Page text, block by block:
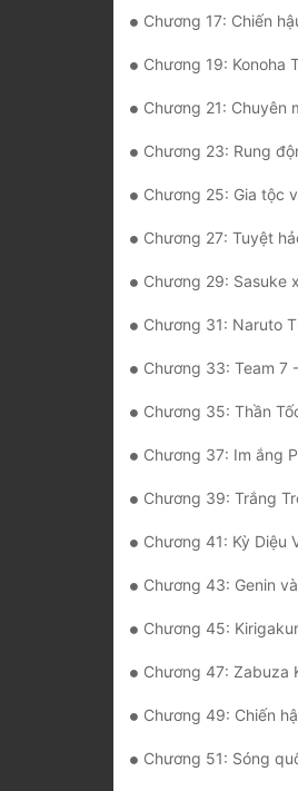
Chương 17: Chiến
Chương 19: Konoha
Chương 21: Chuyên
Chương 23: Rung
Chương 25: Gia tộc
Chương 27: Tuyệt
Chương 29: Sasuke
Chương 31: Naruto
Chương 33: Team 7
Chương 35: Thần
Chương 37: Im ắng
Chương 39: Trắng
Chương 41: Kỳ Diệu
Chương 43: Genin
Chương 45: Kirigakure
Chương 47: Zabuza
Chương 49: Chiến
Chương 51: Sóng